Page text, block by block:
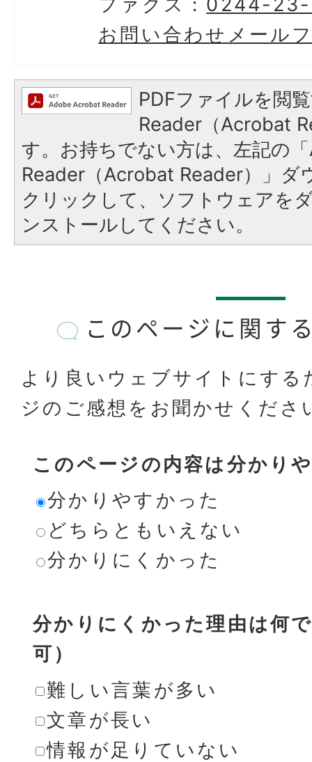
お問い合わせメール
PDFファイルを閲
Reader（Acrobat
す。お持ちでない方は、左記の
Reader（Acrobat Reader）」ダ
クリックして、ソフトウェアを
ンストールしてください。
このページに関す
より良いウェブサイトにする
ジのご感想をお聞かせくださ
このページの内容は分かり
分かりやすかった
どちらともいえない
分かりにくかった
分かりにくかった理由は何
可）
難しい言葉が多い
文章が長い
情報が足りていない